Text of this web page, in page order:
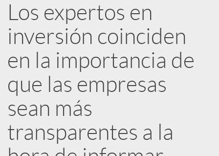
e
d
e
s
S
Los expertos en
inversión coinciden
en la importancia de
que las empresas
sean más
transparentes a la